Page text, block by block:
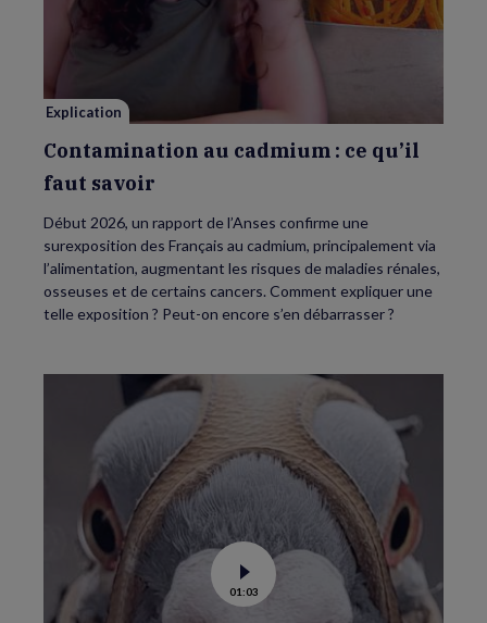
cadmium :
Explication
Contamination au cadmium : ce qu’il
faut savoir
Début 2026, un rapport de l’Anses confirme une
surexposition des Français au cadmium, principalement via
l’alimentation, augmentant les risques de maladies rénales,
osseuses et de certains cancers. Comment expliquer une
telle exposition ? Peut-on encore s’en débarrasser ?
Voir
la
vidéo
01:03